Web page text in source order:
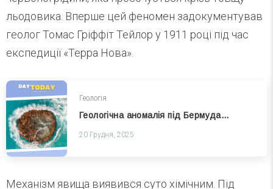
льодовика. Вперше цей феномен задокументував
геолог Томас Гріффіт Тейлор у 1911 році під час
експедиції «Терра Нова».
Геологія
Геологічна аномалія під Бермудами: знайдено структуру, що переписує історію Атлантики
20 Грудня, 2025
Механізм явища виявився суто хімічним. Під